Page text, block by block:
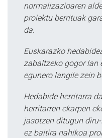
normalizazioaren
proiektu berrituak
da.
Euskarazko
zabaltzeko gogor lan
egunero langile zein
Hedabide herritarra
herritarren ekarpen
jasotzen ditugun
ez baitira nahikoa